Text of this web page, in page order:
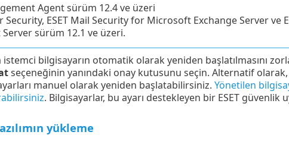
Agent sürüm 12.4 ve üzeri
Security, ESET Mail Security for Microsoft Exchange Server ve
sürüm 12.1 ve üzeri.
bilgisayarın otomatik olarak yeniden başlatılmasını
seçeneğinin yanındaki onay kutusunu seçin. Alternatif
manuel olarak yeniden başlatabilirsiniz. Yönetilen
. Bilgisayarlar, bu ayarı destekleyen bir ESET güvenlik
yükleme